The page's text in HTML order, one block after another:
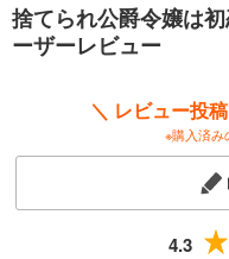
捨てられ公爵令嬢は
ーザーレビュー
＼ レビュー投
※購入済み
4.3